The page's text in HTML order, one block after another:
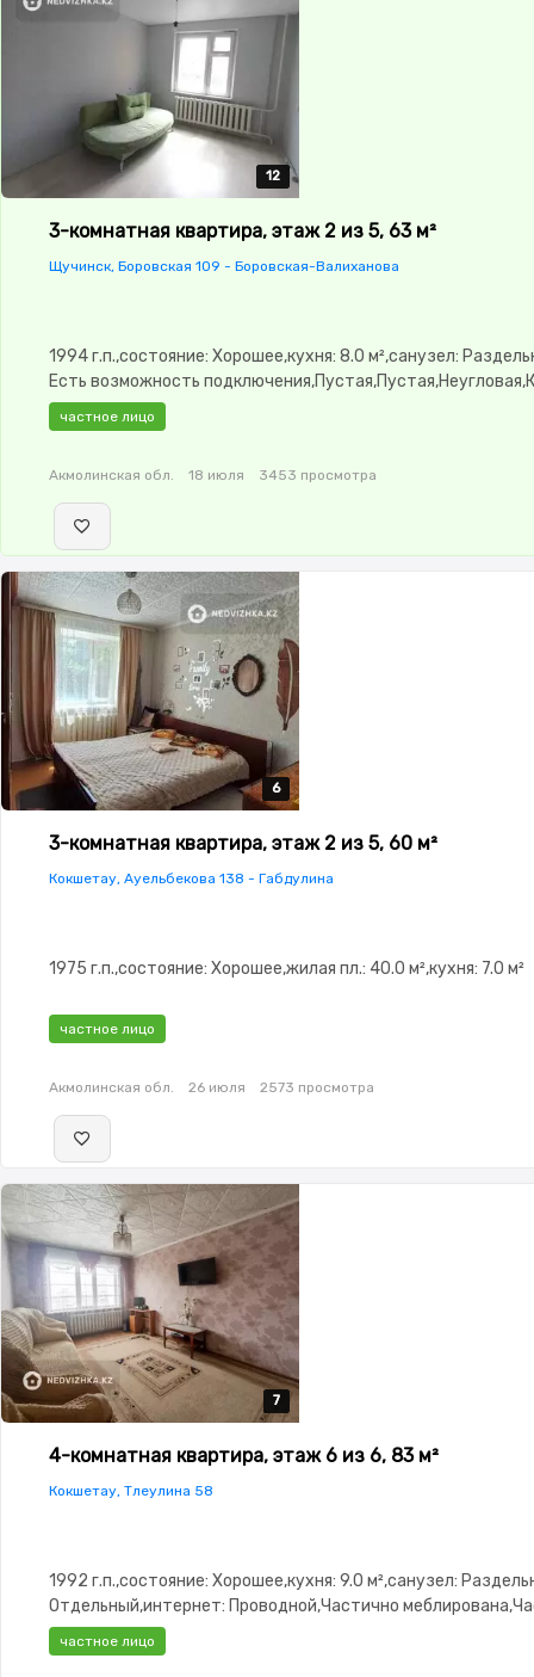
12
12
12
12
12
3-комнатная квартира, этаж 2 из 5, 63 м²
Щучинск, Боровская 109 - Боровская-Валиханова
1994 г.п.,состояние: Хорошее,кухня: 8.0 м²,санузел:
Есть возможность
изолированы,Кладовка,Счётчики
частное лицо
Акмолинская обл. 18 июля 3453 просмотра
6
6
6
6
6
3-комнатная квартира, этаж 2 из 5, 60 м²
Кокшетау, Ауельбекова 138 - Габдулина
1975 г.п.,состояние: Хорошее,жилая пл.: 40.0 м²,кухня: 7.0 м²
частное лицо
Акмолинская обл. 26 июля 2573 просмотра
7
7
7
7
7
4-комнатная квартира, этаж 6 из 6, 83 м²
Кокшетау, Тлеулина 58
1992 г.п.,состояние: Хорошее,кухня: 9.0 м²,санузел:
Отдельный,интернет: Проводной,Частично
меблирована,Домофон,Видеонаблюдение,Пластиковые
окна,Неугловая,Комнаты изолированы,Счётчики
частное лицо